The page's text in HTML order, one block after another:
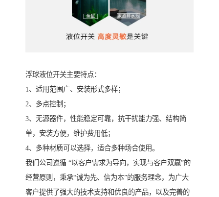
浮球液位开关主要特点：
1、适用范围广、安装形式多样；
2、多点控制；
3、无源器件，性能稳定可靠，抗干扰能力强、结构简
单，安装方便，维护费用低；
4、多种材质可以选择，适合多种场合使用。
我们公司遵循 “以客户需求为导向，实现与客户双赢”的
经营原则，秉承“诚为先、信为本”的服务理念，为广大
客户提供了强大的技术支持和优良的产品，以及完善的